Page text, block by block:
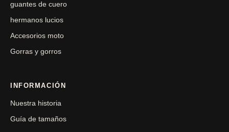
guantes de cuero
hermanos lucios
Accesorios moto
Gorras y gorros
INFORMACIÓN
Nuestra historia
Guía de tamaños